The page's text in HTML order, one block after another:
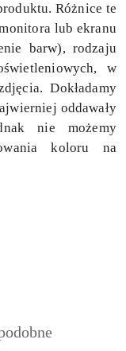
Różnice te
lub ekranu
barw), rodzaju
w
Dokładamy
oddawały
nie możemy
koloru na